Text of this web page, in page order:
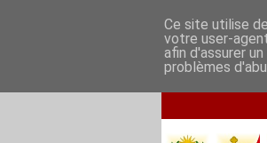
Ce site utilise
votre user-
afin d'assurer
problèmes